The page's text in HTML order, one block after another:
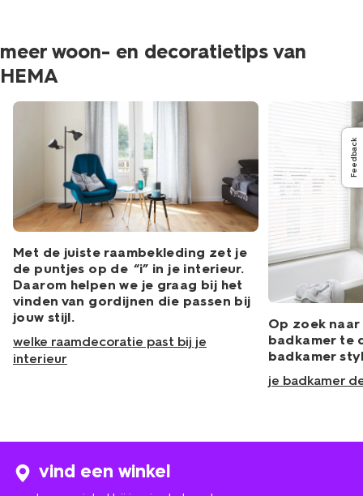
meer woon- en decoratietips van
HEMA
Met de juiste raambekleding zet je
de puntjes op de “i” in je interieur.
Daarom helpen we je graag bij het
vinden van gordijnen die passen bij
jouw stijl.
welke raamdecoratie past bij je
interieur
Op zoek
badkamer te
badkamer
je badkamer
vind een winkel
Feedback